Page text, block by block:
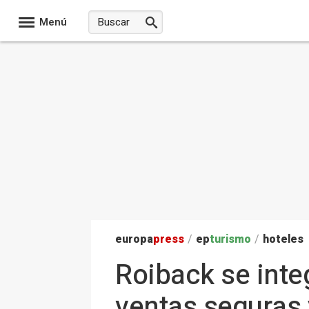
Menú
europapress / epturismo / hoteles
Roiback se